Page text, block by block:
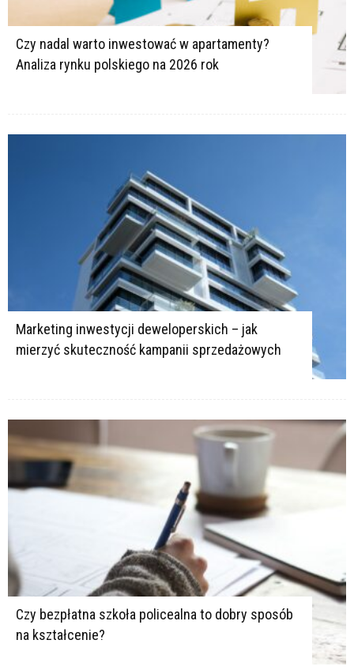
Czy nadal warto inwestować w apartamenty?
Analiza rynku polskiego na 2026 rok
Marketing inwestycji deweloperskich – jak
mierzyć skuteczność kampanii sprzedażowych
Czy bezpłatna szkoła policealna to dobry sposób
na kształcenie?